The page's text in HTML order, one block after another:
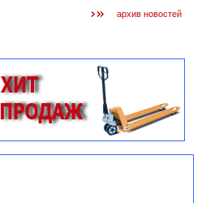
архив новостей